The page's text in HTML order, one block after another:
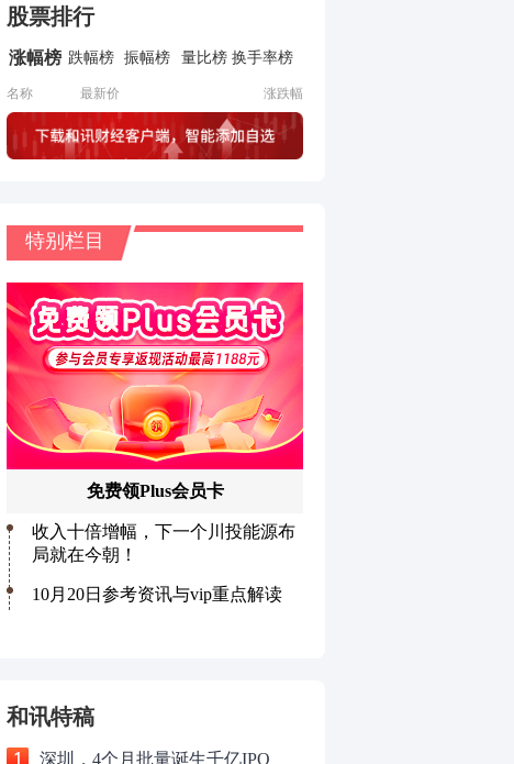
股票排行
涨幅榜 跌幅榜 振幅榜 量比榜 换手率榜
名称 最新价 涨跌幅
和讯特稿
深圳，4个月批量诞生千亿IPO